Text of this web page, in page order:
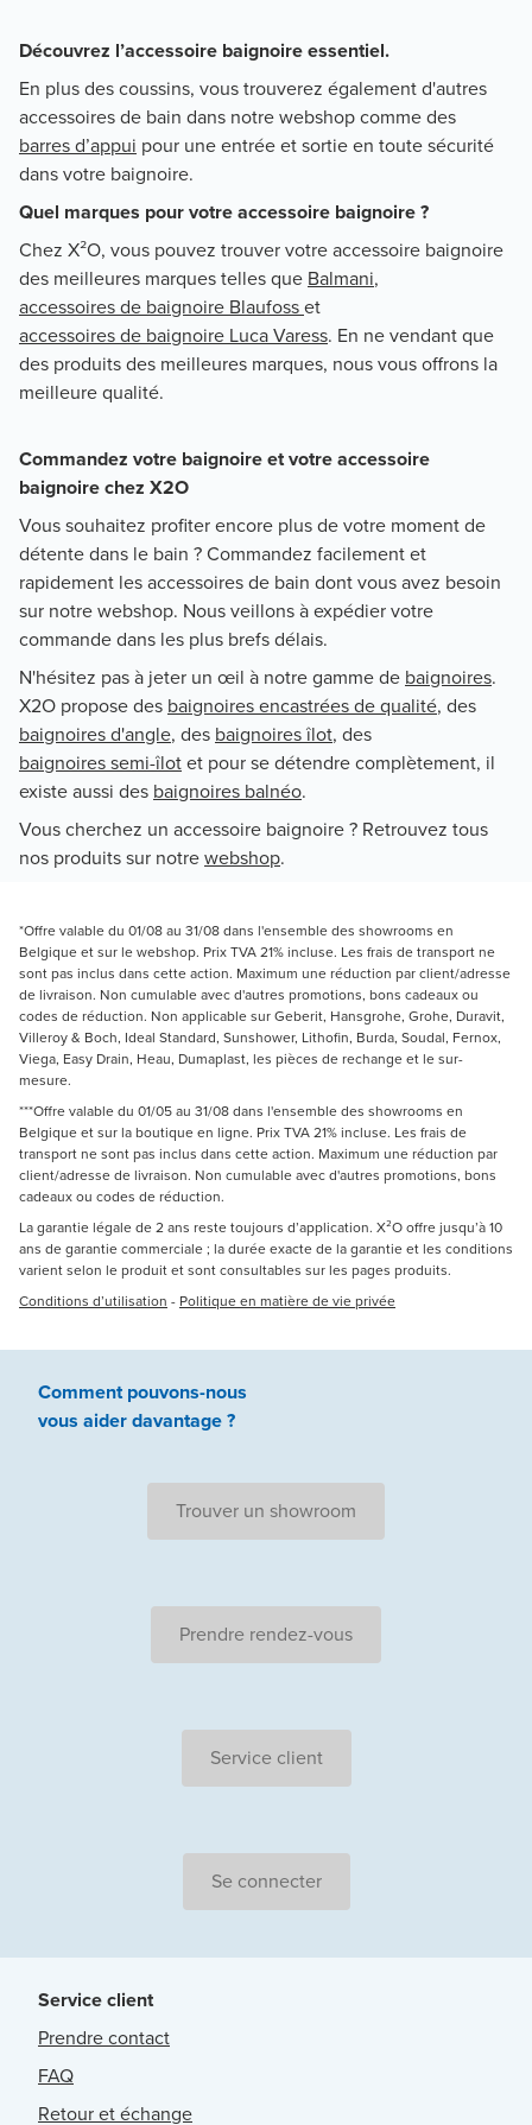
Découvrez l’accessoire baignoire essentiel.
En plus des coussins, vous trouverez également d'autres
accessoires de bain dans notre webshop comme des
barres d’appui pour une entrée et sortie en toute sécurité
dans votre baignoire.
Quel marques pour votre accessoire baignoire ?
Chez X²O, vous pouvez trouver votre accessoire baignoire
des meilleures marques telles que Balmani,
accessoires de baignoire Blaufosset
accessoires de baignoire Luca Varess. En ne vendant que
des produits des meilleures marques, nous vous offrons la
meilleure qualité.
Commandez votre baignoire et votre accessoire
baignoire chez X2O
Vous souhaitez profiter encore plus de votre moment de
détente dans le bain ? Commandez facilement et
rapidement les accessoires de bain dont vous avez besoin
sur notre webshop. Nous veillons à expédier votre
commande dans les plus brefs délais.
N'hésitez pas à jeter un œil à notre gamme de baignoires.
X2O propose des baignoires encastrées de qualité, des
baignoires d'angle, des baignoires îlot, des
baignoires semi-îlotet pour se détendre complètement, il
existe aussi des baignoires balnéo.
Vous cherchez un accessoire baignoire ? Retrouvez tous
nos produits sur notrewebshop.
*Offre valable du 01/08 au 31/08 dans l'ensemble des showrooms en
Belgique et sur le webshop. Prix TVA 21% incluse. Les frais de transport ne
sont pas inclus dans cette action. Maximum une réduction par client/adresse
de livraison. Non cumulable avec d'autres promotions, bons cadeaux ou
codes de réduction. Non applicable sur Geberit, Hansgrohe, Grohe, Duravit,
Villeroy & Boch, Ideal Standard, Sunshower, Lithofin, Burda, Soudal, Fernox,
Viega, Easy Drain, Heau, Dumaplast, les pièces de rechange et le sur-
mesure.
***Offre valable du 01/05 au 31/08 dans l'ensemble des showrooms en
Belgique et sur la boutique en ligne. Prix TVA 21% incluse. Les frais de
transport ne sont pas inclus dans cette action. Maximum une réduction par
client/adresse de livraison. Non cumulable avec d'autres promotions, bons
cadeaux ou codes de réduction.
La garantie légale de 2 ans reste toujours d’application. X²O offre jusqu’à 10
ans de garantie commerciale ; la durée exacte de la garantie et les conditions
varient selon le produit et sont consultables sur les pages produits.
Conditions d’utilisation - Politique en matière de vie privée
Comment pouvons-nous
vous aiderdavantage ?
Trouver un showroom
Prendre rendez-vous
Service client
Se connecter
Service client
Prendre contact
FAQ
Retour et échange